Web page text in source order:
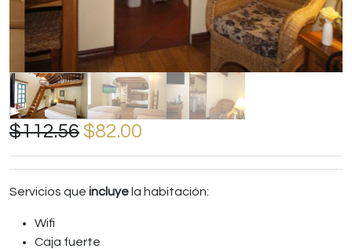
$112.56$82.00
Servicios que incluye la habitación:
Wifi
Caja fuerte